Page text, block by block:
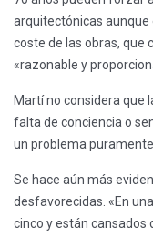
arquitectónicas aunque
coste de las obras, que
«razonable y
Martí no considera que
falta de conciencia o
un problema
Se hace aún más
desfavorecidas. «En
cinco y están cansados